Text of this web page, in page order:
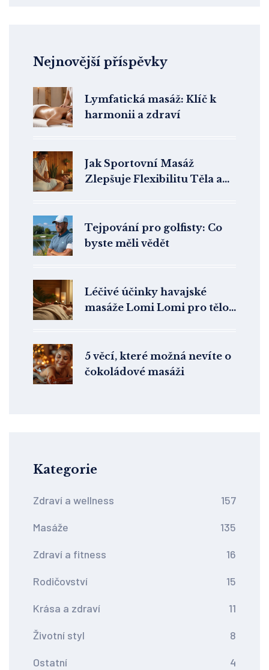
Nejnovější příspěvky
Lymfatická masáž: Klíč k
harmonii a zdraví
Jak Sportovní Masáž
Zlepšuje Flexibilitu Těla a
Tejpování pro golfisty: Co
byste měli vědět
Léčivé účinky havajské
masáže Lomi Lomi pro tělo
5 věcí, které možná nevíte o
čokoládové masáži
Kategorie
Zdraví a wellness 157
Masáže 135
Zdraví a fitness 16
Rodičovství 15
Krása a zdraví 11
Životní styl 8
Ostatní 4